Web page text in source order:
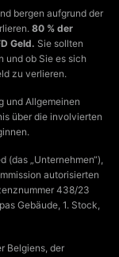
bergen aufgrund der
80 % der
Geld. Sie sollten
und ob Sie es sich
zu verlieren.
und Allgemeinen
über die involvierten
(das „Unternehmen“),
autorisierten
438/23
Gebäude, 1. Stock,
Belgiens, der